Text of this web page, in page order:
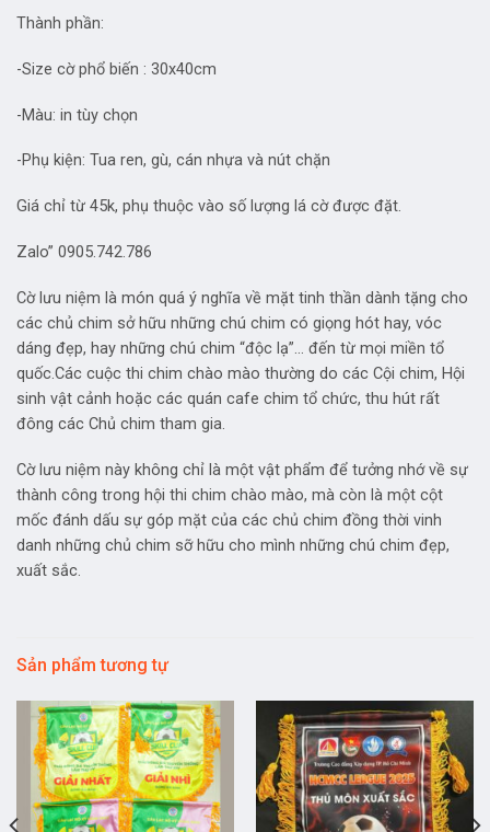
Thành phần:
-Size cờ phổ biến : 30x40cm
-Màu: in tùy chọn
-Phụ kiện: Tua ren, gù, cán nhựa và nút chặn
Giá chỉ từ 45k, phụ thuộc vào số lượng lá cờ được đặt.
Zalo” 0905.742.786
Cờ lưu niệm là món quá ý nghĩa về mặt tinh thần dành tặng cho
các chủ chim sở hữu những chú chim có giọng hót hay, vóc
dáng đẹp, hay những chú chim “độc lạ”… đến từ mọi miền tổ
quốc.Các cuộc thi chim chào mào thường do các Cội chim, Hội
sinh vật cảnh hoặc các quán cafe chim tổ chức, thu hút rất
đông các Chủ chim tham gia.
Cờ lưu niệm này không chỉ là một vật phẩm để tưởng nhớ về sự
thành công trong hội thi chim chào mào, mà còn là một cột
mốc đánh dấu sự góp mặt của các chủ chim đồng thời vinh
danh những chủ chim sỡ hữu cho mình những chú chim đẹp,
xuất sắc.
Sản phẩm tương tự